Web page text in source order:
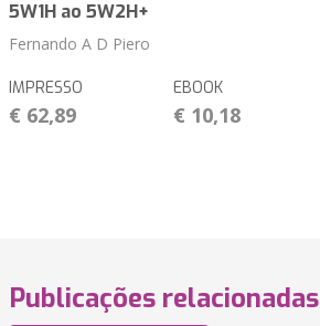
5W1H ao 5W2H+
Fernando A D Piero
IMPRESSO
€ 62,89
EBOOK
€ 10,18
Publicações relacionadas